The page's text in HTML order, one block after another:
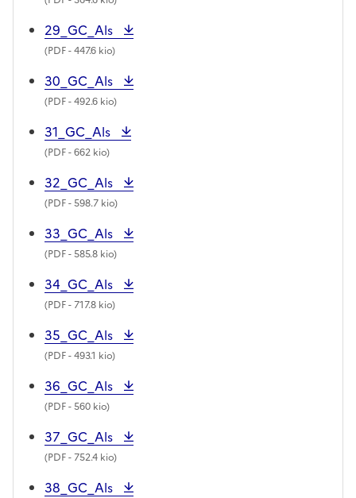
29_GC_Als
(PDF- 447.6 kio)
30_GC_Als
(PDF- 492.6 kio)
31_GC_Als
(PDF- 662 kio)
32_GC_Als
(PDF- 598.7 kio)
33_GC_Als
(PDF- 585.8 kio)
34_GC_Als
(PDF- 717.8 kio)
35_GC_Als
(PDF- 493.1 kio)
36_GC_Als
(PDF- 560 kio)
37_GC_Als
(PDF- 752.4 kio)
38_GC_Als